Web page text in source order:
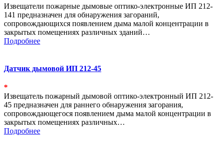
Извещатели пожарные дымовые оптико-электронные ИП 212-
141 предназначен для обнаружения загораний,
сопровождающихся появлением дыма малой концентрации в
закрытых помещениях различных зданий…
Подробнее
Датчик дымовой ИП 212-45
*
Извещатель пожарный дымовой оптико-электронный ИП 212-
45 предназначен для раннего обнаружения загорания,
сопровождающегося появлением дыма малой концентрации в
закрытых помещениях различных…
Подробнее